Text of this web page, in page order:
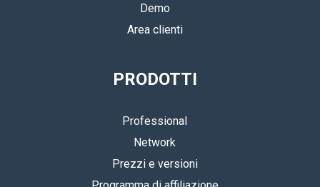
Demo
Area clienti
PRODOTTI
Professional
Network
Prezzi e versioni